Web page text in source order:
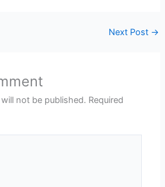
Next Post →
not be published. Required